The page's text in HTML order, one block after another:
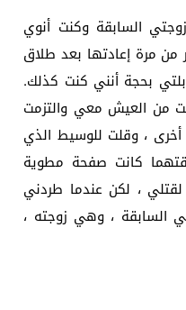
السابقة وكنت أنوي
من مرة إعادتها بعد طلاق
بحجة أنني كنت كذلك.
من العيش معي والتزمت
، وقلت للوسيط الذي
كانت صفحة مطوية
، لكن عندما طردني
السابقة ، وهي زوجته ،